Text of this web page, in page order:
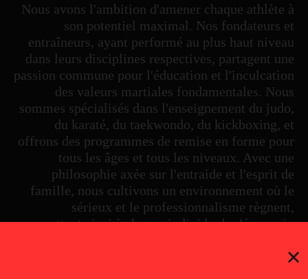
Nous avons l'ambition d'amener chaque athlète à
son potentiel maximal. Nos fondateurs et
entraîneurs, ayant performé au plus haut niveau
dans leurs disciplines respectives, partagent une
passion commune pour l'éducation et l'inculcation
des valeurs martiales fondamentales. Nous
sommes spécialisés dans l'enseignement du judo,
du karaté, du taekwondo, du kickboxing, et
offrons des programmes de remise en forme pour
tous les âges et tous les niveaux. Avec une
philosophie axée sur l'entraide et l'esprit de
famille, nous cultivons un environnement où le
sérieux et le professionnalisme règnent,
permettant ainsi à chaque individu de s'épanouir.